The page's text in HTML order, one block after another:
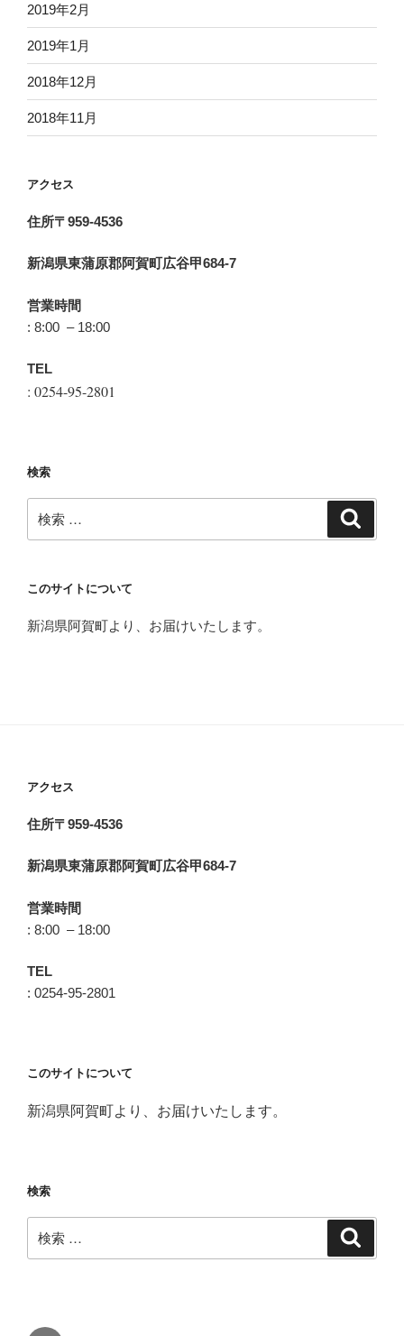
2019年2月
2019年1月
2018年12月
2018年11月
アクセス
住所〒959-4536
新潟県東蒲原郡阿賀町広谷甲684-7
営業時間
: 8:00 – 18:00
TEL
: 0254-95-2801
検索
索:
このサイトについて
新潟県阿賀町より、お届けいたします。
アクセス
住所〒959-4536
新潟県東蒲原郡阿賀町広谷甲684-7
営業時間
: 8:00 – 18:00
TEL
: 0254-95-2801
このサイトについて
新潟県阿賀町より、お届けいたします。
検索
索: